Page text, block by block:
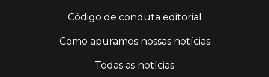
Código de conduta editorial
Como apuramos nossas notícias
Todas as notícias